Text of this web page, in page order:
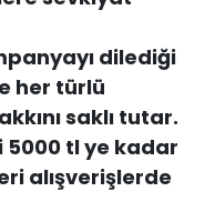
dilediği
her türlü
saklı tutar.
5000 tl ye kadar
alışverişlerde